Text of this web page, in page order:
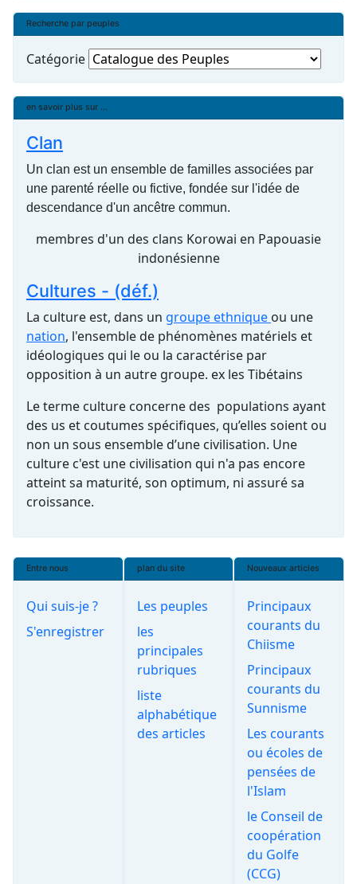
Recherche par peuples
Catégorie
en savoir plus sur ...
Clan
Un clan est un ensemble de familles associées par
une parenté réelle ou fictive, fondée sur l'idée de
descendance d'un ancêtre commun.
membres d'un des clans Korowai en Papouasie
indonésienne
Cultures - (déf.)
La culture est, dans un groupe ethnique ou une
nation, l'ensemble de phénomènes matériels et
idéologiques qui le ou la caractérise par
opposition à un autre groupe. ex les Tibétains
Le terme culture concerne des populations ayant
des us et coutumes spécifiques, qu’elles soient ou
non un sous ensemble d’une civilisation. Une
culture c'est une civilisation qui n'a pas encore
atteint sa maturité, son optimum, ni assuré sa
croissance.
Entre nous
Qui suis-je ?
S'enregistrer
plan du site
Les peuples
les
principales
rubriques
liste
alphabétique
des articles
Nouveaux articles
Principaux
courants du
Chiisme
Principaux
courants du
Sunnisme
Les courants
ou écoles de
pensées de
l'Islam
le Conseil de
coopération
du Golfe
(CCG)